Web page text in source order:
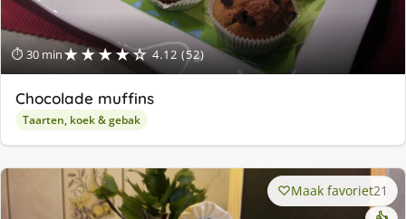
⏱ 30 min★★★★☆ 4.12 (52)
Chocolade muffins
Taarten, koek & gebak
Maak favoriet21